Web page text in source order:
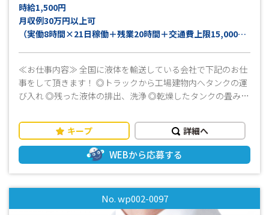
負担！ おいしい焼肉弁当も食べることが出来ます！！ ■ま
ずは話だけでも聞きたいな…そんな方も大歓迎です◎ 勤務
に関して不明点などありましたらお気軽にお問い合わせくだ
さい 安心してスタートできるよう、担当者がフォローいた
します！！ ■事前に工場見学ができます！見学だけでもどう
ぞ☆☆ ぜひ一緒に楽しく働きましょう♪ 勤務スタート日は
ご相談可能です！ご就業中の方もお気軽にご相談ください。
まずはお気軽にお問い合わせください！ 皆さんのご応募をお
時給1,500円
月収例30万円以上可
（実働8時間×21日稼働＋残業20時間＋交通費上限15,000円
≪お仕事内容≫ 全国に液体を輸送している会社で下記のお仕
事をして頂きます！ ◎トラックから工場建物内へタンクの運
び入れ ◎残った液体の排出、洗浄 ◎乾燥したタンクの畳み作
ト♪ ・2～3人一組での作業になるので安心して業務ができま
す！ ・作業服は貸与致します。 ・週休2日で2～3日に1回休み
が入るのでしっかり身体も休めます！ ・事前の工場見学Ｏ
Ｋ！見学だけでもどうぞ！ ・男女ともに20代～40代活躍中！
・お弁当注文可能！昼食代の半分は会社で負担します！！ ま
ずはお気軽にお問い合わせください。 皆様からのお問い合わ
せお待ちしております。
キープ 詳細へ
WEBから応募する
No. wp002-0097